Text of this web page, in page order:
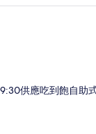
供應吃到飽自助